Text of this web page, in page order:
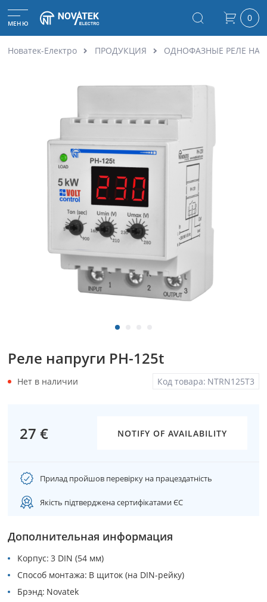
МЕНЮ 0
Новатек-Електро ПРОДУКЦИЯ ОДНОФАЗНЫЕ РЕЛЕ
Реле напруги PH-125t
Код товара: NTRN125T3
Нет в наличии
27 € NOTIFY OF AVAILABILITY
Прилад пройшов перевірку на працездатність
Якість підтверджена сертифікатами ЄС
Дополнительная информация
Корпус 3 DIN (54 мм)
Способ монтажа В щиток (на DIN-рейку)
Брэнд Novatek